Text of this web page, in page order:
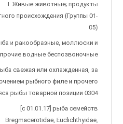
I. Живые животные; продукты
происхождения (Группы 01-
05)
и ракообразные, моллюски и
прочие водные беспозвоночные
свежая или охлажденная, за
рыбного филе и прочего
рыбы товарной позиции 0304
[с 01.01.17] рыба семейств
Bregmacerotidae, Euclichthyidae,